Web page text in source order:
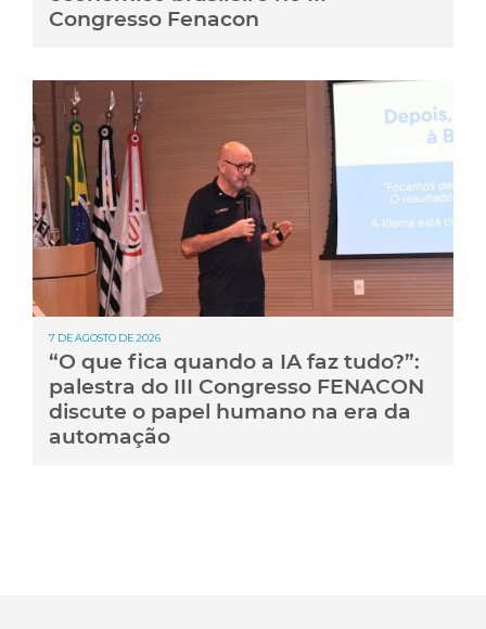
Congresso Fenacon
7 DE AGOSTO DE 2026
“O que fica quando a IA faz tudo?”:
palestra do III Congresso FENACON
discute o papel humano na era da
automação